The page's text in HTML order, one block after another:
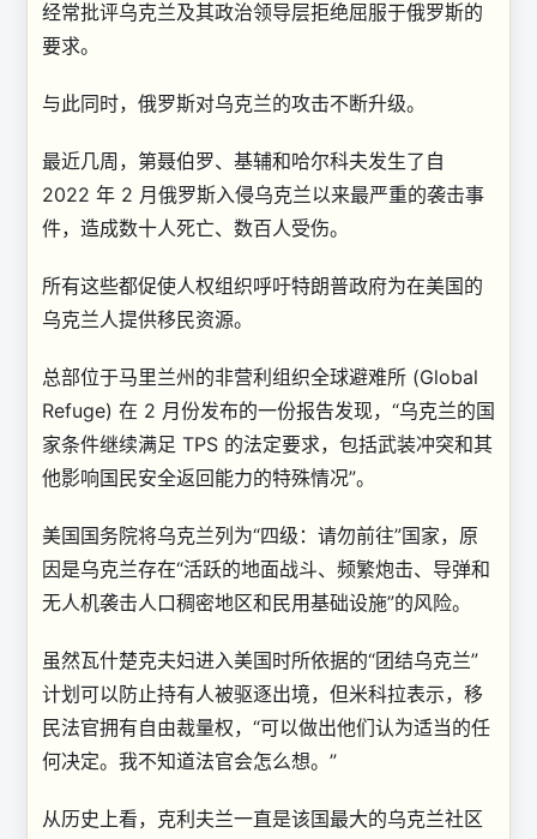
经常批评乌克兰及其政治领导层拒绝屈服于俄罗斯的
要求。
与此同时，俄罗斯对乌克兰的攻击不断升级。
最近几周，第聂伯罗、基辅和哈尔科夫发生了自
2022 年 2 月俄罗斯入侵乌克兰以来最严重的袭击事
件，造成数十人死亡、数百人受伤。
所有这些都促使人权组织呼吁特朗普政府为在美国的
乌克兰人提供移民资源。
总部位于马里兰州的非营利组织全球避难所 (Global
Refuge) 在 2 月份发布的一份报告发现，“乌克兰的国
家条件继续满足 TPS 的法定要求，包括武装冲突和其
他影响国民安全返回能力的特殊情况”。
美国国务院将乌克兰列为“四级：请勿前往”国家，原
因是乌克兰存在“活跃的地面战斗、频繁炮击、导弹和
无人机袭击人口稠密地区和民用基础设施”的风险。
虽然瓦什楚克夫妇进入美国时所依据的“团结乌克兰”
计划可以防止持有人被驱逐出境，但米科拉表示，移
民法官拥有自由裁量权，“可以做出他们认为适当的任
何决定。我不知道法官会怎么想。”
从历史上看，克利夫兰一直是该国最大的乌克兰社区